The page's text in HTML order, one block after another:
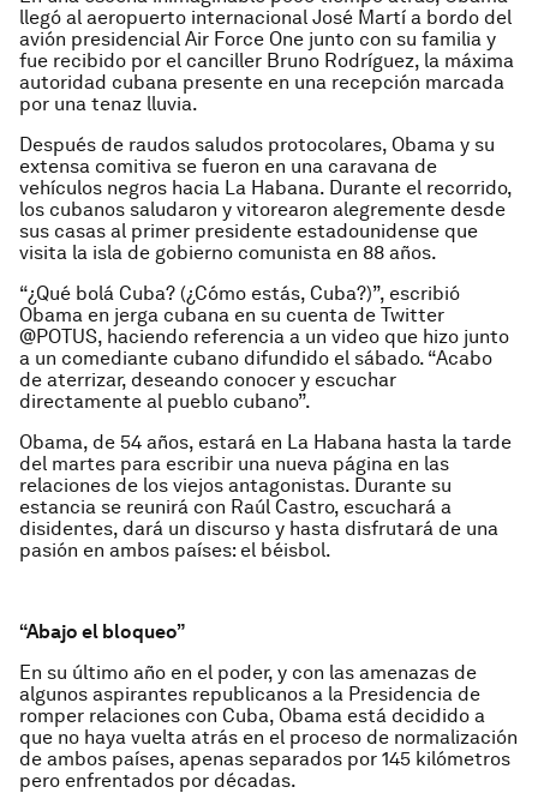
llegó al aeropuerto internacional José Martí a bordo del
avión presidencial Air Force One junto con su familia y
fue recibido por el canciller Bruno Rodríguez, la máxima
autoridad cubana presente en una recepción marcada
por una tenaz lluvia.
Después de raudos saludos protocolares, Obama y su
extensa comitiva se fueron en una caravana de
vehículos negros hacia La Habana. Durante el recorrido,
los cubanos saludaron y vitorearon alegremente desde
sus casas al primer presidente estadounidense que
visita la isla de gobierno comunista en 88 años.
“¿Qué bolá Cuba? (¿Cómo estás, Cuba?)”, escribió
Obama en jerga cubana en su cuenta de Twitter
@POTUS, haciendo referencia a un video que hizo junto
a un comediante cubano difundido el sábado. “Acabo
de aterrizar, deseando conocer y escuchar
directamente al pueblo cubano”.
Obama, de 54 años, estará en La Habana hasta la tarde
del martes para escribir una nueva página en las
relaciones de los viejos antagonistas. Durante su
estancia se reunirá con Raúl Castro, escuchará a
disidentes, dará un discurso y hasta disfrutará de una
pasión en ambos países: el béisbol.
“Abajo el bloqueo”
En su último año en el poder, y con las amenazas de
algunos aspirantes republicanos a la Presidencia de
romper relaciones con Cuba, Obama está decidido a
que no haya vuelta atrás en el proceso de normalización
de ambos países, apenas separados por 145 kilómetros
pero enfrentados por décadas.